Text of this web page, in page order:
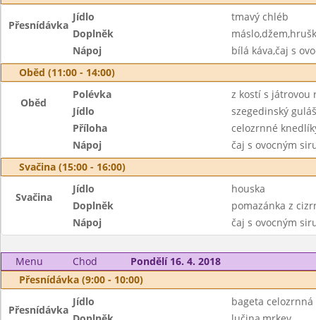
Přesnídávka
Jídlo
tmavý chléb
Doplněk
Nápoj
bílá káva,čaj s
Oběd (11:00 - 14:00)
Oběd
Polévka
z kostí s játrovou
Jídlo
szegedinský guláš
Příloha
celozrnné
Nápoj
čaj s ovocným
Svačina (15:00 - 16:00)
Svačina
Jídlo
houska
Doplněk
pomazánka z
Nápoj
čaj s ovocným
Menu Chod
Pondělí 16. 4. 2018
Přesnídávka (9:00 - 10:00)
Přesnídávka
Jídlo
bageta celozrnná